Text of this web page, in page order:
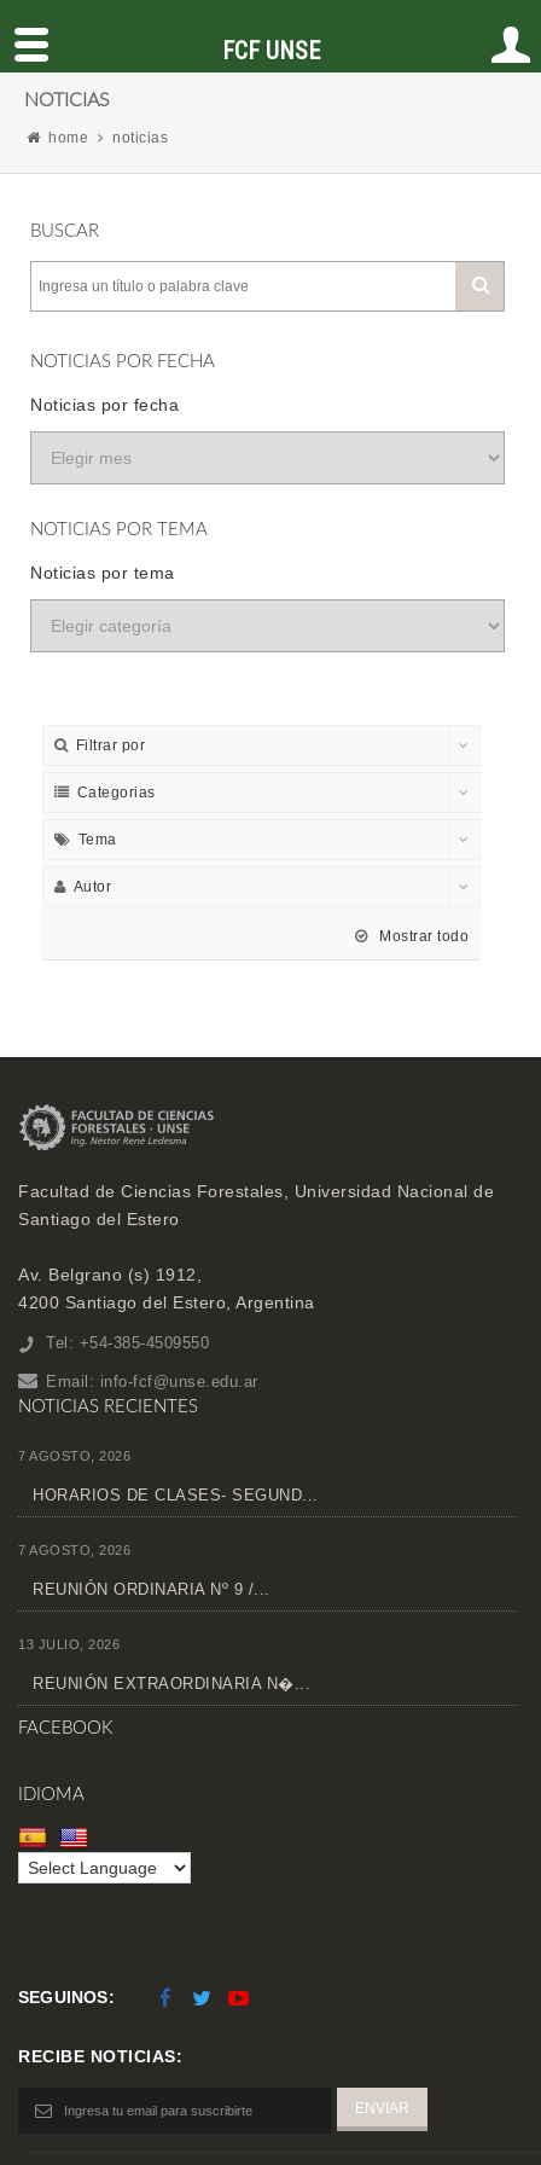
NOTICIAS
home noticias
BUSCAR
NOTICIAS POR FECHA
Noticias por fecha
NOTICIAS POR TEMA
Noticias por tema
Filtrar por
Categorias
Tema
Autor
Mostrar todo
Facultad de Ciencias Forestales, Universidad Nacional de
Santiago del Estero
Av. Belgrano (s) 1912,
4200 Santiago del Estero, Argentina
Tel: +54-385-4509550
Email: info-fcf@unse.edu.ar
NOTICIAS RECIENTES
7 AGOSTO, 2026
HORARIOS DE CLASES- SEGUND...
7 AGOSTO, 2026
REUNIÓN ORDINARIA Nº 9 /...
13 JULIO, 2026
REUNIÓN EXTRAORDINARIA N�...
FACEBOOK
IDIOMA
SEGUINOS:
RECIBE NOTICIAS:
FCF UNSE